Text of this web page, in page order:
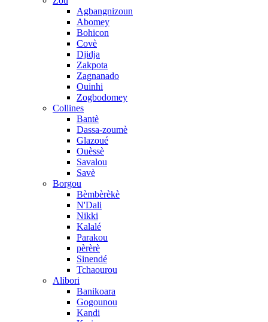
Agbangnizoun
Abomey
Bohicon
Covè
Djidja
Zakpota
Zagnanado
Ouinhi
Zogbodomey
Collines
Bantè
Dassa-zoumè
Glazoué
Ouèssè
Savalou
Savè
Borgou
Bèmbèrèkè
N'Dali
Nikki
Kalalé
Parakou
pèrèrè
Sinendé
Tchaourou
Alibori
Banikoara
Gogounou
Kandi